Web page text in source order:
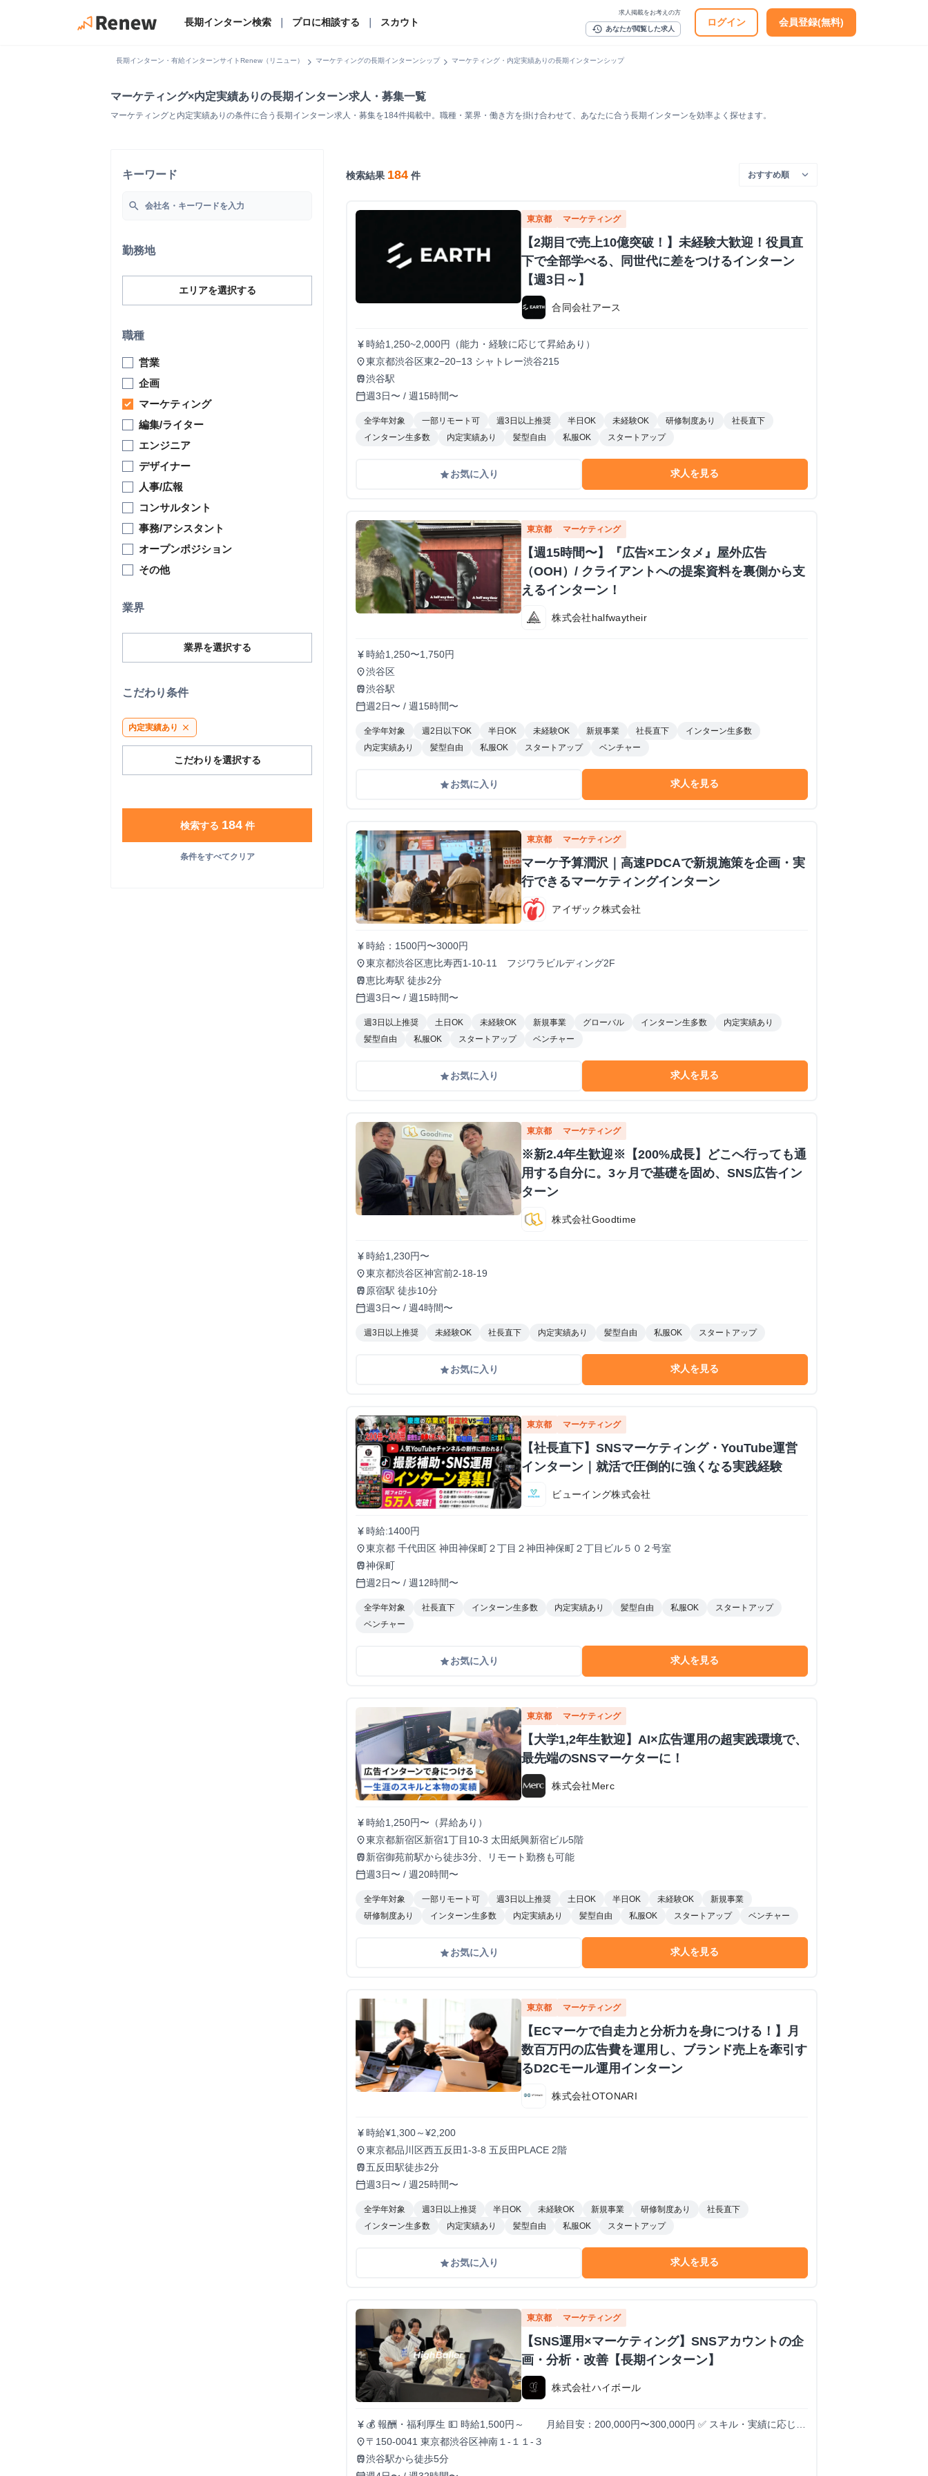
長期インターン検索 プロに相談する スカウト
求人掲載をお考えの方
history あなたが閲覧した求人
ログイン 会員登録(無料)
長期インターン・有給インターンサイトRenew（リニュー） chevron_right マーケティングの長期インターンシップchevron_right マーケティング・内定実績ありの長期インターンシップ
マーケティング×内定実績ありの長期インターン求人・募集一覧
マーケティングと内定実績ありの条件に合う長期インターン求人・募集を184件掲載中。職種・業界・働き方を掛け合わせて、あなたに合う長期インターンを効率よく探せます。
キーワード
search
勤務地
エリアを選択する
職種
営業
企画
マーケティング
編集/ライター
エンジニア
デザイナー
人事/広報
コンサルタント
事務/アシスタント
オープンポジション
その他
業界
業界を選択する
こだわり条件
内定実績あり close
こだわりを選択する
検索する 184件
条件をすべてクリア
検索結果 184 件
東京都 マーケティング
【2期目で売上10億突破！】未経験大歓迎！役員直
下で全部学べる、同世代に差をつけるインターン
【週3日～】
合同会社アース
currency_yen時給1,250~2,000円（能力・経験に応じて昇給あり）
place東京都渋谷区東2−20−13 シャトレー渋谷215
train渋谷駅
calendar_today週3日〜 / 週15時間〜
全学年対象 一部リモート可 週3日以上推奨 半日OK 未経験OK 研修制度あり
社長直下
インターン生多数
内定実績あり 髪型自由 私服OK スタートアップ
gradeお気に入り 求人を見る
東京都 マーケティング
【週15時間〜】『広告×エンタメ』屋外広告
（OOH）/ クライアントへの提案資料を裏側から支
えるインターン！
株式会社halfwaytheir
currency_yen時給1,250〜1,750円
place渋谷区
train渋谷駅
calendar_today週2日〜 / 週15時間〜
全学年対象 週2日以下OK 半日OK 未経験OK 新規事業 社長直下
インターン生多数
内定実績あり
髪型自由 私服OK スタートアップ ベンチャー
gradeお気に入り 求人を見る
東京都 マーケティング
マーケ予算潤沢｜高速PDCAで新規施策を企画・実
行できるマーケティングインターン
アイザック株式会社
currency_yen時給：1500円〜3000円
place東京都渋谷区恵比寿西1-10-11 フジワラビルディング2F
train恵比寿駅 徒歩2分
calendar_today週3日〜 / 週15時間〜
週3日以上推奨 土日OK 未経験OK 新規事業 グローバル インターン生多数
内定実績あり
髪型自由
私服OK スタートアップ ベンチャー
gradeお気に入り 求人を見る
東京都 マーケティング
※新2.4年生歓迎※【200%成長】どこへ行っても通
用する自分に。3ヶ月で基礎を固め、SNS広告イン
ターン
株式会社Goodtime
currency_yen時給1,230円〜
place東京都渋谷区神宮前2-18-19
train 原宿駅 徒歩10分
calendar_today週3日〜 / 週4時間〜
週3日以上推奨 未経験OK 社長直下 内定実績あり 髪型自由 私服OK スタートアップ
gradeお気に入り 求人を見る
東京都 マーケティング
【社長直下】SNSマーケティング・YouTube運営
インターン｜就活で圧倒的に強くなる実践経験
ビューイング株式会社
currency_yen時給:1400円
place東京都 千代田区 神田神保町２丁目２神田神保町２丁目ビル５０２号室
train神保町
calendar_today週2日〜 / 週12時間〜
全学年対象 社長直下 インターン生多数 内定実績あり 髪型自由 私服OK
スタートアップ
ベンチャー
gradeお気に入り 求人を見る
東京都 マーケティング
【大学1,2年生歓迎】AI×広告運用の超実践環境で、
最先端のSNSマーケターに！
株式会社Merc
currency_yen時給1,250円〜（昇給あり）
place東京都新宿区新宿1丁目10-3 太田紙興新宿ビル5階
train 新宿御苑前駅から徒歩3分、リモート勤務も可能
calendar_today週3日〜 / 週20時間〜
全学年対象 一部リモート可 週3日以上推奨 土日OK 半日OK 未経験OK
新規事業
研修制度あり
インターン生多数 内定実績あり 髪型自由 私服OK スタートアップ ベンチャー
gradeお気に入り 求人を見る
東京都 マーケティング
【ECマーケで自走力と分析力を身につける！】月
数百万円の広告費を運用し、ブランド売上を牽引す
るD2Cモール運用インターン
株式会社OTONARI
currency_yen時給¥1,300～¥2,200
place東京都品川区西五反田1-3-8 五反田PLACE 2階
train 五反田駅徒歩2分
calendar_today週3日〜 / 週25時間〜
全学年対象 週3日以上推奨 半日OK 未経験OK 新規事業 研修制度あり
社長直下
インターン生多数
内定実績あり 髪型自由 私服OK スタートアップ
gradeお気に入り 求人を見る
東京都 マーケティング
【SNS運用×マーケティング】SNSアカウントの企
画・分析・改善【長期インターン】
株式会社ハイボール
currency_yen 💰 報酬・福利厚生 💵 時給1,500円～ 月給目安：200,000円〜300,000円 ✅ スキル・実績に応じて
昇給あり！（半年ごとに査定） 🏠 住まいのサポートも充実！ 🔹 家賃補助（最大3万円/月） ┗ 渋
谷周辺に住んでいる or 住む予定のメンバーを対象に支給！ 📚️休学中の希望者には、休学費用の全額
place 〒150-0041 東京都渋谷区神南１-１１-３
train渋谷駅から徒歩5分